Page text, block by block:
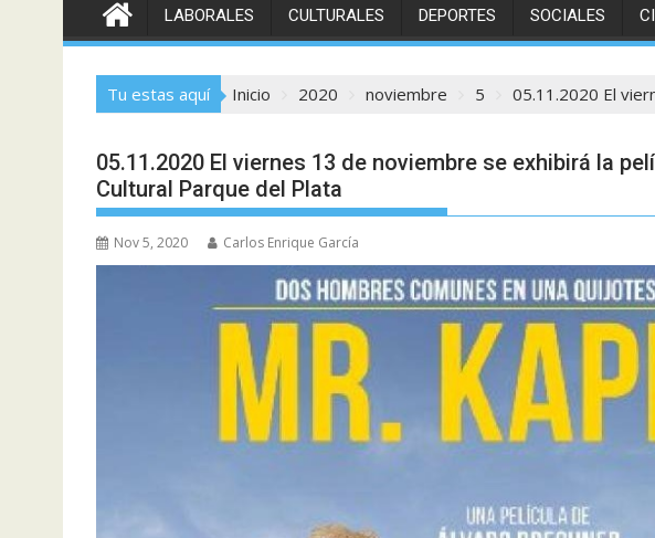
LABORALES CULTURALES DEPORTES SOCIALES
Tu estas aquí Inicio 2020 noviembre 5 05.11.2020 El
05.11.2020 El viernes 13 de noviembre se exhibirá la
Cultural Parque del Plata
Nov 5, 2020 Carlos Enrique García